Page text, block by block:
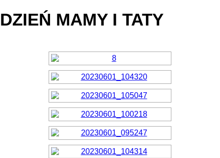
DZIEŃ MAMY I TATY